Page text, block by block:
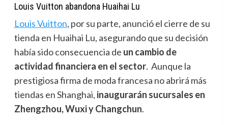
Louis Vuitton abandona Huaihai Lu
Louis Vuitton, por su parte, anunció el cierre de su
tienda en Huaihai Lu, asegurando que su decisión
había sido consecuencia de un cambio de
actividad financiera en el sector. Aunque la
prestigiosa firma de moda francesa no abrirá más
tiendas en Shanghai, inaugurarán sucursales en
Zhengzhou, Wuxi y Changchun.